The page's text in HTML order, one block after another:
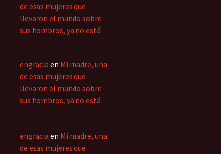
de esas mujeres que
llevaron el mundo sobre
sus hombros, ya no está
engracia en Mi madre, una
de esas mujeres que
llevaron el mundo sobre
sus hombros, ya no está
engracia en Mi madre, una
de esas mujeres que